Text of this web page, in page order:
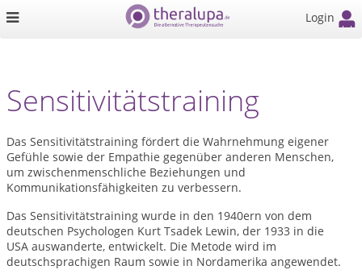
Login
Sensitivitätstraining
Das Sensitivitätstraining fördert die Wahrnehmung eigener
Gefühle sowie der Empathie gegenüber anderen Menschen,
um zwischenmenschliche Beziehungen und
Kommunikationsfähigkeiten zu verbessern.
Das Sensitivitätstraining wurde in den 1940ern von dem
deutschen Psychologen Kurt Tsadek Lewin, der 1933 in die
USA auswanderte, entwickelt. Die Metode wird im
deutschsprachigen Raum sowie in Nordamerika angewendet.